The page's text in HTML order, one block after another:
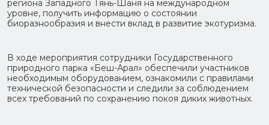
региона Западного Тянь-Шаня на международном
уровне, получить информацию о состоянии
биоразнообразия и внести вклад в развитие экотуризма.
В ходе мероприятия сотрудники Государственного
природного парка «Беш-Арал» обеспечили участников
необходимым оборудованием, ознакомили с правилами
технической безопасности и следили за соблюдением
всех требований по сохранению покоя диких животных.